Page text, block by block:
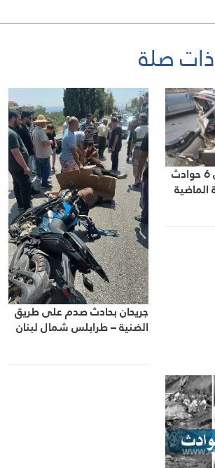
صلة
قتيلان و6 جرحى في 6 حوادث
جريحان بحادث صدم على طريق
الضنية – طرابلس شمال لبنان